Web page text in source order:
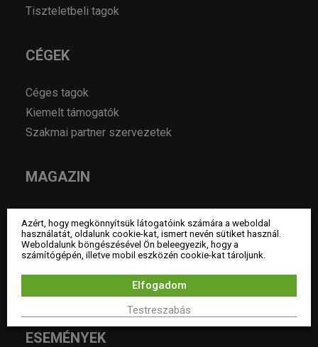
Tiszteletbeli tagok
CÉGEK
Céges tagok
Kiemelt támogatók
Szakmai partner szervezetek
MAGAZIN
Év lakberendezője pályázatok
Pályázatok
Álláshirdetés
Archívum
ESEMÉNYEK
Azért, hogy megkönnyítsük látogatóink számára a weboldal
használatát, oldalunk cookie-kat, ismert nevén sütiket használ.
Weboldalunk böngészésével Ön beleegyezik, hogy a
számítógépén, illetve mobil eszközén cookie-kat tároljunk.
Testreszabás
Elfogadom